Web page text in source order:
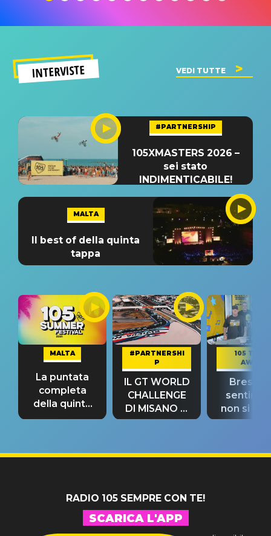
INTERVISTE VEDI TUTTE
#PARTNERSHIP
105XMASTERS 2026 –
sei stato
INDIMENTICABILE!
MALTA
Il best of della quinta
tappa
MALTA
La puntata
completa
della quinta
tappa
#PARTNERSHI
P
IL GT WORLD
CHALLENGE
DI MISANO si
riconferma
105 TAKE
AWAY
Bresh:
non si
fino alla
RADIO 105 SEMPRE CON TE!
SCARICA L'APP